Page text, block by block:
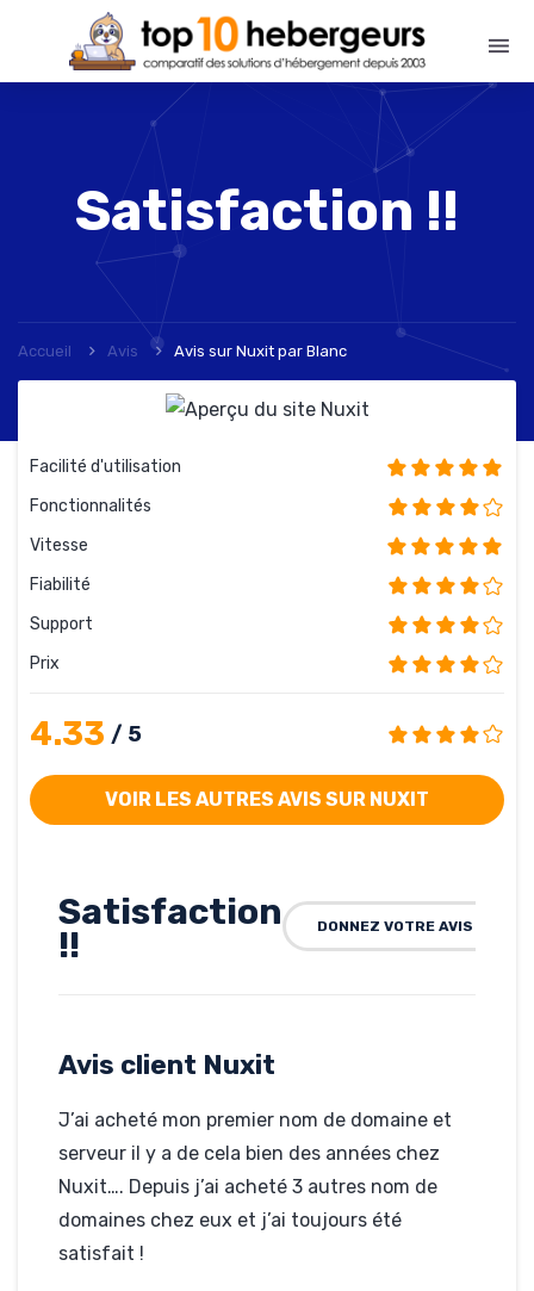
Satisfaction !!
Accueil Avis Avis sur Nuxit par Blanc
Facilité d'utilisation
Fonctionnalités
Vitesse
Fiabilité
Support
Prix
4.33 / 5
VOIR LES AUTRES AVIS SUR NUXIT
Satisfaction
!!
www.wolfart-online.com
DONNEZ VOTRE AVIS SUR
Avis client Nuxit
J’ai acheté mon premier nom de domaine et
serveur il y a de cela bien des années chez
Nuxit…. Depuis j’ai acheté 3 autres nom de
domaines chez eux et j’ai toujours été
satisfait !